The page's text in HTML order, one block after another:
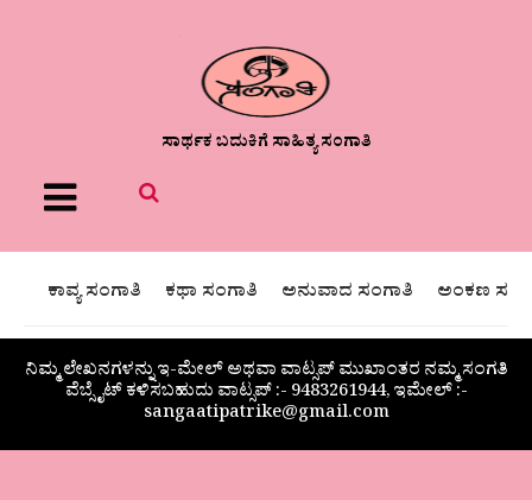
ಸಾರ್ಥಕ ಬದುಕಿಗೆ ಸಾಹಿತ್ಯ ಸಂಗಾತಿ
Menu
ಕಾವ್ಯ ಸಂಗಾತಿ ಕಥಾ ಸಂಗಾತಿ ಅನುವಾದ ಸಂಗಾತಿ ಅಂಕಣ
ನಿಮ್ಮ ಲೇಖನಗಳನ್ನು ಇ-ಮೇಲ್ ಅಥವಾ ವಾಟ್ಸಪ್ ಮುಖಾಂತರ ನಮ್ಮ ಸಂಗತಿ
ವೆಬ್ಸೈಟ್ ಕಳಿಸಬಹುದು ವಾಟ್ಸಪ್‌ :- 9483261944, ಇಮೇಲ್ :-
sangaatipatrike@gmail.com